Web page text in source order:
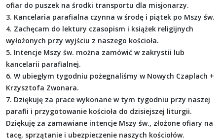
ofiar do puszek na środki transportu dla misjonarzy.
3. Kancelaria parafialna czynna w środę i piątek po Mszy św.
4. Zachęcam do lektury czasopism i książek religijnych
wyłożonych przy wyjściu z naszego kościoła.
5. Intencje Mszy św. można zamówić w zakrystii lub
kancelarii parafialnej.
6. W ubiegłym tygodniu pożegnaliśmy w Nowych Czaplach +
Krzysztofa Zwonara.
7. Dziękuję za prace wykonane w tym tygodniu przy naszej
parafii i przygotowanie kościoła do dzisiejszej liturgii.
Dziękuję za zamawiane intencje Mszy św., złożone ofiary na
tacę, sprzątanie i ubezpieczenie naszych kościołów.